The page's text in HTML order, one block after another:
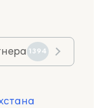
1394